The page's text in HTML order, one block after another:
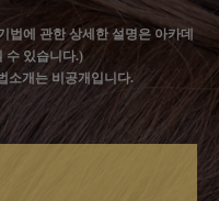
법에 관한 상세한 설명은 아카데
수 있습니다.)
소개는 비공개입니다.